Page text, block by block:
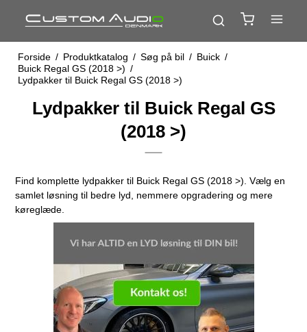
Forside / Produktkatalog / Søg på bil / Buick /
Buick Regal GS (2018 >) /
Lydpakker til Buick Regal GS (2018 >)
Lydpakker til Buick Regal GS
(2018 >)
Find komplette lydpakker til Buick Regal GS (2018 >). Vælg en
samlet løsning til bedre lyd, nemmere opgradering og mere
køreglæde.